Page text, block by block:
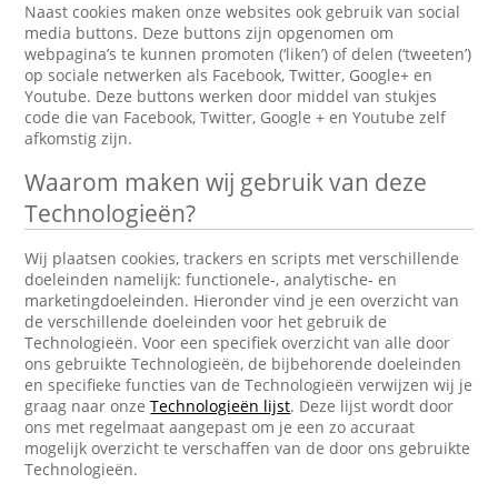
Naast cookies maken onze websites ook gebruik van social
media buttons. Deze buttons zijn opgenomen om
webpagina’s te kunnen promoten (‘liken’) of delen (‘tweeten’)
op sociale netwerken als Facebook, Twitter, Google+ en
Youtube. Deze buttons werken door middel van stukjes
code die van Facebook, Twitter, Google + en Youtube zelf
afkomstig zijn.
Waarom maken wij gebruik van deze
Technologieën?
Wij plaatsen cookies, trackers en scripts met verschillende
doeleinden namelijk: functionele-, analytische- en
marketingdoeleinden. Hieronder vind je een overzicht van
de verschillende doeleinden voor het gebruik de
Technologieën. Voor een specifiek overzicht van alle door
ons gebruikte Technologieën, de bijbehorende doeleinden
en specifieke functies van de Technologieën verwijzen wij je
graag naar onzeTechnologieën lijst. Deze lijst wordt door
ons met regelmaat aangepast om je een zo accuraat
mogelijk overzicht te verschaffen van de door ons gebruikte
Technologieën.